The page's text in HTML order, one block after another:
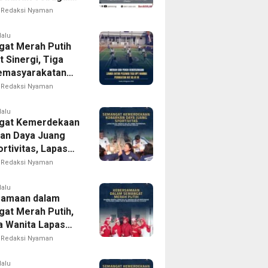
Wujudkan
bagi
Redaksi Nyaman
Merah Putih
Sinergi, Tiga
Gelar
RI ke-81
Redaksi Nyaman
Kemerdekaan
Daya Juang
Lapas
Gelar
bagi Warga
Redaksi Nyaman
dalam
Merah Putih,
Wanita Lapas
Gelar
Lomba Sambut
Redaksi Nyaman